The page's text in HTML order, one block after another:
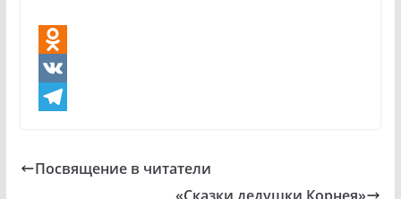
O
d
V
Посвящение в читатели